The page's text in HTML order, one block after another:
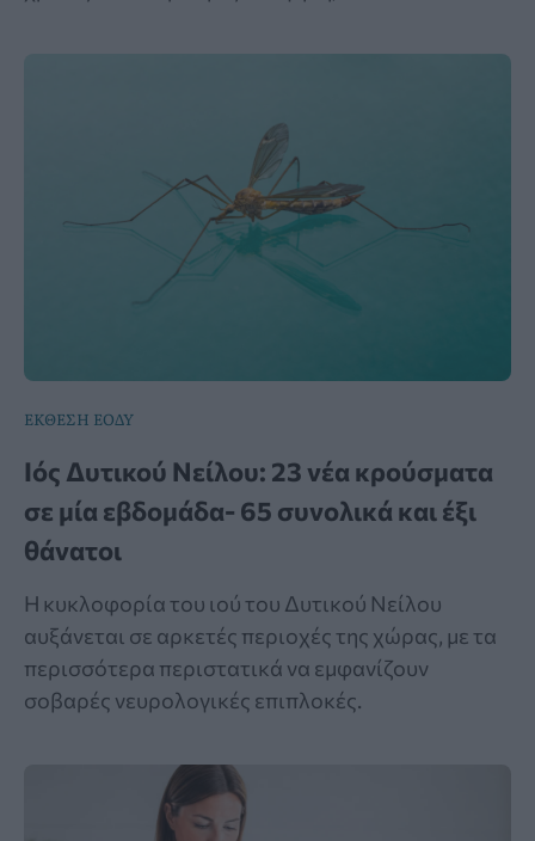
ΕΚΘΕΣΗ ΕΟΔΥ
Ιός Δυτικού Νείλου: 23 νέα κρούσματα
σε μία εβδομάδα- 65 συνολικά και έξι
θάνατοι
Η κυκλοφορία του ιού του Δυτικού Νείλου
αυξάνεται σε αρκετές περιοχές της χώρας, με τα
περισσότερα περιστατικά να εμφανίζουν
σοβαρές νευρολογικές επιπλοκές.